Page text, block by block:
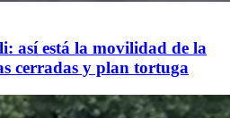
así está la movilidad de la
cerradas y plan tortuga